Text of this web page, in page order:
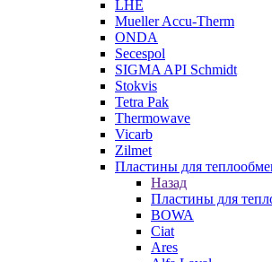
LHE
Mueller Accu-Therm
ONDA
Secespol
SIGMA API Schmidt
Stokvis
Tetra Pak
Thermowave
Vicarb
Zilmet
Пластины для
Назад
Пластины для
BOWA
Ciat
Ares